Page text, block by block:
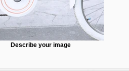
Describe your image